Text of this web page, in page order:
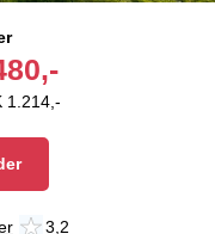
1.214,-
3,2